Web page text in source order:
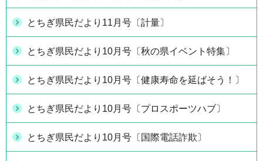
とちぎ県民だより11月号〔計量〕
とちぎ県民だより10月号〔秋の県イベント特集〕
とちぎ県民だより10月号〔健康寿命を延ばそう！〕
とちぎ県民だより10月号〔プロスポーツハブ〕
とちぎ県民だより10月号〔国際電話詐欺〕